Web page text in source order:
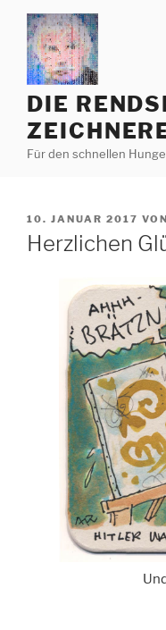
Zum
Inhalt
springen
DIE
Für den schnellen
VERÖFFENTLICHT
AM
10. JANUAR 2017 VON
Herzlichen